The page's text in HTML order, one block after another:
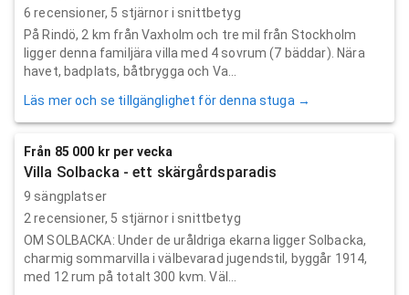
6 recensioner, 5 stjärnor i snittbetyg
På Rindö, 2 km från Vaxholm och tre mil från Stockholm
ligger denna familjära villa med 4 sovrum (7 bäddar). Nära
havet, badplats, båtbrygga och Va...
Läs mer och se tillgänglighet för denna stuga →
Från 85 000 kr per vecka
Villa Solbacka - ett skärgårdsparadis
9 sängplatser
2 recensioner, 5 stjärnor i snittbetyg
OM SOLBACKA: Under de uråldriga ekarna ligger Solbacka,
charmig sommarvilla i välbevarad jugendstil, byggår 1914,
med 12 rum på totalt 300 kvm. Väl...